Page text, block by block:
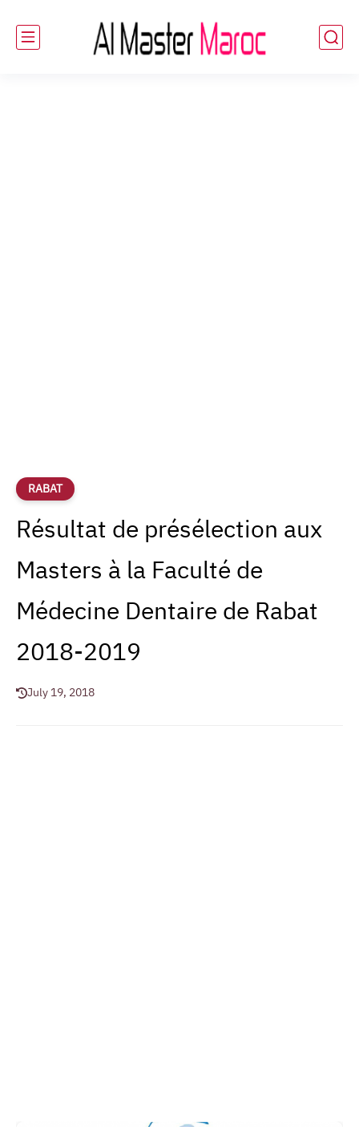
RABAT
Résultat de présélection aux
Masters à la Faculté de
Médecine Dentaire de Rabat
2018-2019
July 19, 2018